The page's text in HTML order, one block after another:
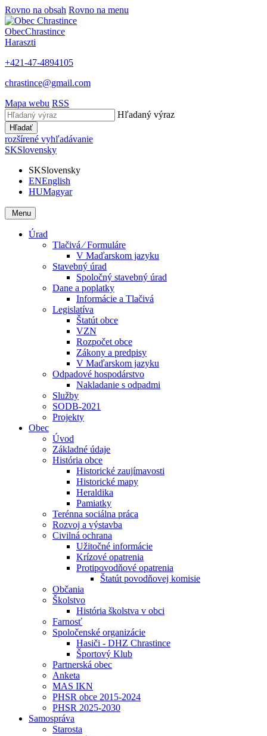
Rovno na obsah Rovno na menu
ObecChrastince
Haraszti
+421-47-4894105
chrastince@gmail.com
Mapa webu RSS
Hľadaný výraz
Hľadať
rozšírené vyhľadávanie
SKSlovensky
SKSlovensky
ENEnglish
HUMagyar
Menu
Úrad
Tlačivá ⁄ Formuláre
V Maďarskom jazyku
Stavebný úrad
Spoločný stavebný úrad
Dane a poplatky
Informácie a Tlačivá
Legislatíva
Štatút obce
VZN
Rozpočet obce
Zákony a predpisy
V Maďarskom jazyku
Odpadové hospodárstvo
Nakladanie s odpadmi
Služby
SODB-2021
Projekty
Obec
Úvod
Základné údaje
História obce
Historické zaujímavosti
Historické mapy
Heraldika
Pamiatky
Terénna sociálna práca
Rozvoj a výstavba
Civilná ochrana
Užitočné informácie
Krízové opatrenia
Protipovodňové opatrenia
Štatút povodňovej komisie
Občania
Školstvo
História školstva v obci
Farnosť
Spoločenské organizácie
Hasiči - DHZ Chrastince
Športový Klub
Partnerská obec
Anketa
MAS IKN
PHSR obce 2015-2024
PHSR 2025-2030
Samospráva
Starosta